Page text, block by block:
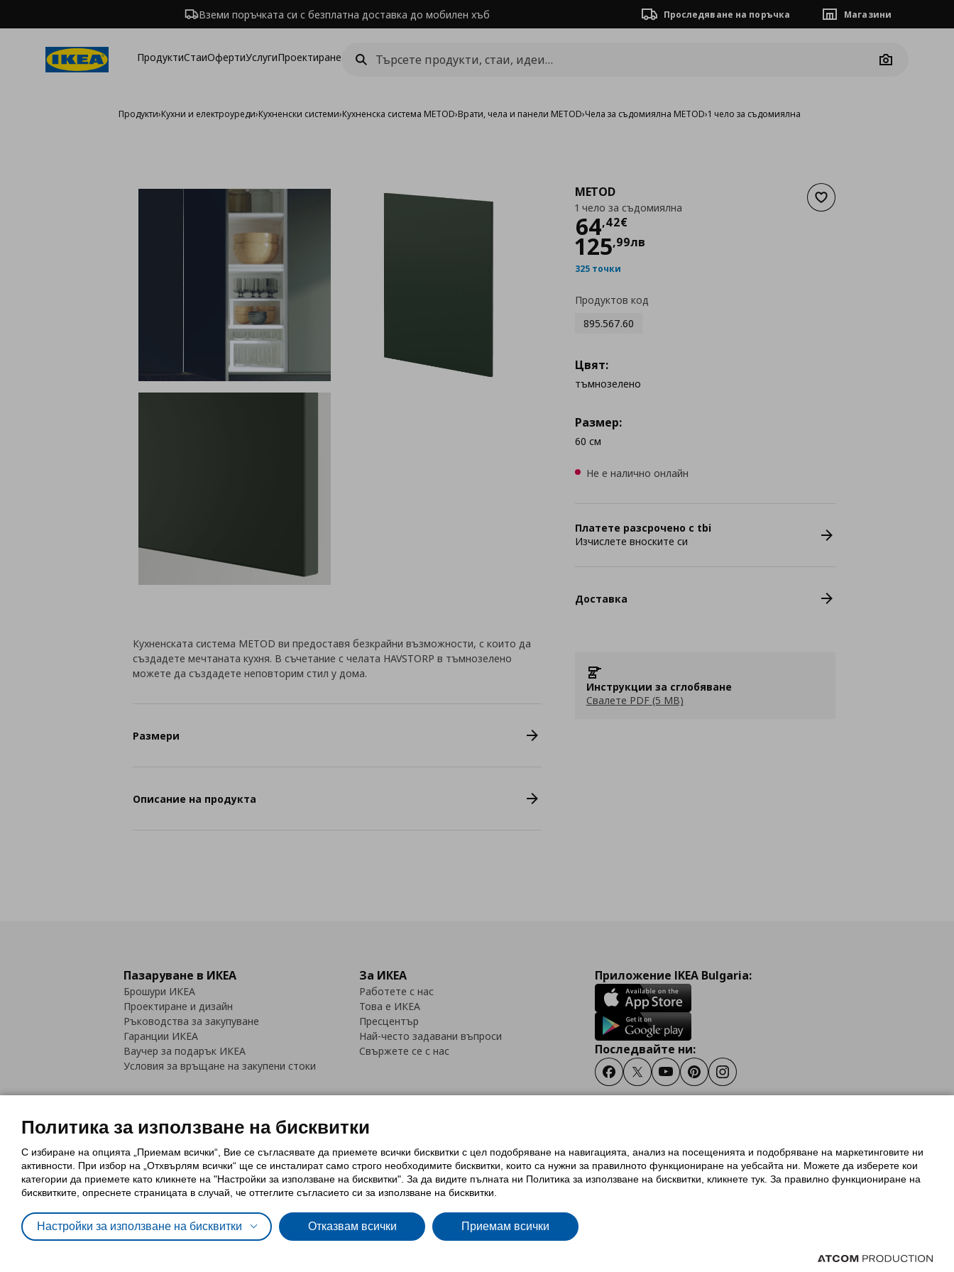
Вземи поръчката си с безплатна доставка до мобилен хъб Проследяване на поръчка Магазини
ПродуктиСтаиОфертиУслугиПроектиране
Camera
Продукти›Кухни и електроуреди›Кухненски системи›Кухненска система METOD›Врати, чела и панели METOD›Чела за съдомиялна METOD›1 чело за съдомиялна
Добави към списъка с
METOD
1 чело за съдомиялна
64,42€
Цена
125,99лв
325 точки
Продуктов код
895.567.60
Цвят:
тъмнозелено
Размер:
60 см
Не е налично онлайн
Платете разсрочено с tbi
Изчислете вноските си
Доставка
Инструкции за сглобяване
Свалете PDF (5 MB)
Кухненската система METOD ви предоставя безкрайни възможности, с които да
създадете мечтаната кухня. В съчетание с челата HAVSTORP в тъмнозелено
можете да създадете неповторим стил у дома.
Размери
Описание на продукта
Пазаруване в ИКЕА
Брошури ИКЕА
Проектиране и дизайн
Ръководства за закупуване
Гаранции ИКЕА
Ваучер за подарък ИКЕА
Условия за връщане на закупени стоки
За ИКЕА
Работете с нас
Това е ИКЕА
Пресцентър
Най-често задавани въпроси
Свържете се с нас
Приложение IKEA Bulgaria:
Последвайте ни:
FacebookTwitterYoutubePinterestInstagram
Политика за използване на бисквитки (Cookies)Избор на настройки за използване на бисквиткиУсловия за ползване на ikea.bg
Обща политика за личните данни
Политика за защита на личните данни на ikea.bg
Общи условия на програма IKEA Family
Политика за защита на лични данни на програма IKEA Family
Политика за използване на бисквитки
С избиране на опцията „Приемам всички“, Вие се съгласявате да приемете всички бисквитки с цел подобряване на навигацията, анализ на посещенията и подобряване на маркетинговите ни
активности. При избор на „Отхвърлям всички“ ще се инсталират само строго необходимитe бисквитки, които са нужни за правилното функциониране на уебсайта ни. Можете да изберете кои
категории да приемете като кликнете на "Настройки за използване на бисквитки". За да видите пълната ни Политика за използване на бисквитки, кликнете тук. За правилно функциониране на
бисквитките, опреснете страницата в случай, че оттеглите съгласието си за използване на бисквитки.
Настройки за използване на бисквитки Отказвам всички Приемам всички